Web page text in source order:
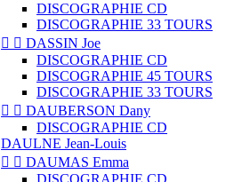
DISCOGRAPHIE CD
DISCOGRAPHIE 33 TOURS
  DASSIN Joe
DISCOGRAPHIE CD
DISCOGRAPHIE 45 TOURS
DISCOGRAPHIE 33 TOURS
  DAUBERSON Dany
DISCOGRAPHIE CD
DAULNE Jean-Louis
  DAUMAS Emma
DISCOGRAPHIE CD